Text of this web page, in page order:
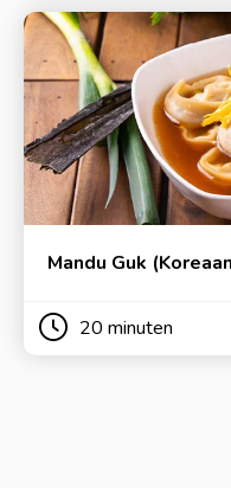
Mandu Guk
20 minuten